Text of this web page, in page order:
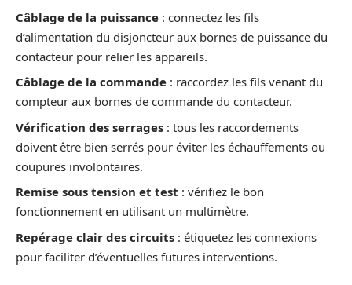
Câblage de la puissance : connectez les fils
d’alimentation du disjoncteur aux bornes de puissance du
contacteur pour relier les appareils.
Câblage de la commande : raccordez les fils venant du
compteur aux bornes de commande du contacteur.
Vérification des serrages : tous les raccordements
doivent être bien serrés pour éviter les échauffements ou
coupures involontaires.
Remise sous tension et test : vérifiez le bon
fonctionnement en utilisant un multimètre.
Repérage clair des circuits : étiquetez les connexions
pour faciliter d’éventuelles futures interventions.